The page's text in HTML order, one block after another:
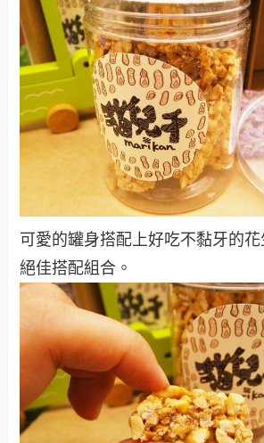
可愛的罐身搭配上好吃不黏牙的
絕佳搭配組合。